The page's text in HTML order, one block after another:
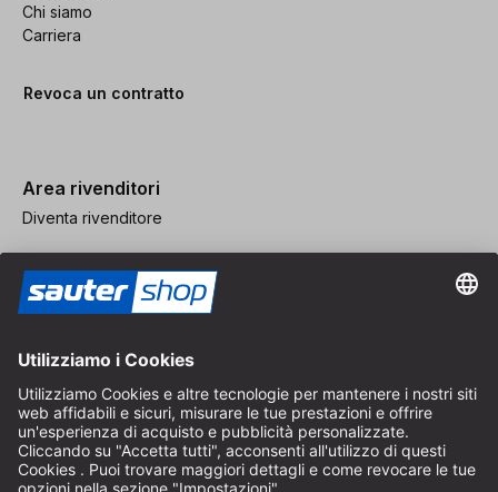
Chi siamo
Carriera
Revoca un contratto
Area rivenditori
Diventa rivenditore
CGV
Protezione dei Dati
Impostazioni dei Cookie